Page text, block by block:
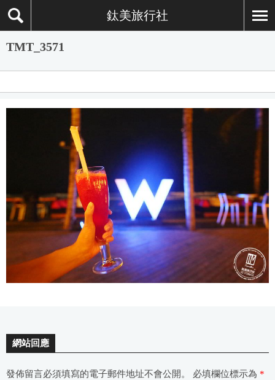
鈦美旅行社
TMT_3571
網站回應
發佈留言必須填寫的電子郵件地址不會公開。 必填欄位標示為 *